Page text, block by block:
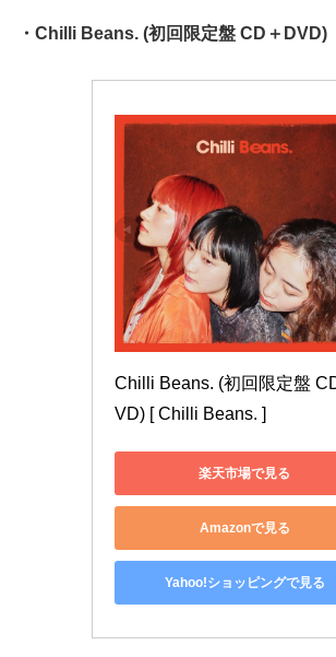
・Chilli Beans. (初回限定盤 CD＋DVD)
Chilli Beans. (初回限定盤
VD) [ Chilli Beans. ]
楽天市場で見る
Amazonで見る
Yahoo!ショッピングで見る